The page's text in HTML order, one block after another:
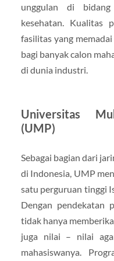
unggulan di
kesehatan. Kualitas
fasilitas yang
bagi banyak calon
di dunia industri.
Universitas
(UMP)
Sebagai bagian dari
di Indonesia, UMP
satu perguruan tinggi
Dengan pendekatan
tidak hanya
juga nilai – nilai
mahasiswanya.